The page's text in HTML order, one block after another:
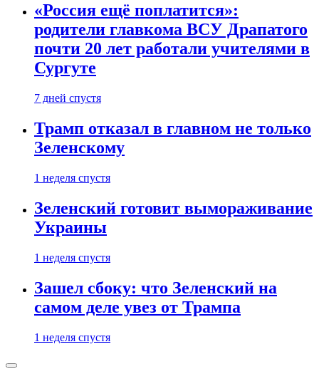
«Россия ещё поплатится»:
родители главкома ВСУ Драпатого
почти 20 лет работали учителями в
Сургуте
7 дней спустя
Трамп отказал в главном не только
Зеленскому
1 неделя спустя
Зеленский готовит вымораживание
Украины
1 неделя спустя
Зашел сбоку: что Зеленский на
самом деле увез от Трампа
1 неделя спустя